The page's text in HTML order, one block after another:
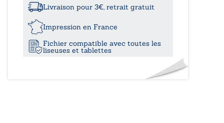
1977
Livraison pour 3€, retrait gratuit
Impression en France
Fichier compatible avec toutes les
liseuses et tablettes